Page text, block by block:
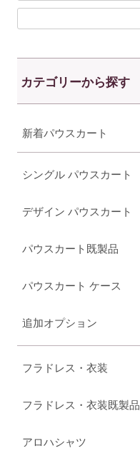
カテゴリーから探す
新着パウスカート
シングル パウスカート
デザイン パウスカート
パウスカート既製品
パウスカート ケース
追加オプション
フラドレス・衣装
フラドレス・衣装既製品
アロハシャツ